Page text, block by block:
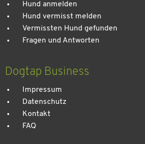
Hund anmelden
Hund vermisst melden
Vermissten Hund gefunden
Fragen und Antworten
Dogtap Business
Impressum
Datenschutz
Kontakt
FAQ